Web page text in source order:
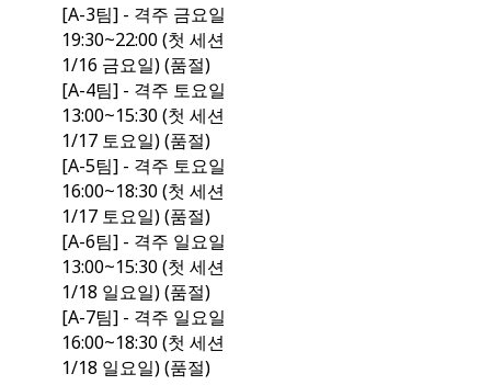
[A-3팀] - 격주 금요일
19:30~22:00 (첫 세션
1/16 금요일) (품절)
[A-4팀] - 격주 토요일
13:00~15:30 (첫 세션
1/17 토요일) (품절)
[A-5팀] - 격주 토요일
16:00~18:30 (첫 세션
1/17 토요일) (품절)
[A-6팀] - 격주 일요일
13:00~15:30 (첫 세션
1/18 일요일) (품절)
[A-7팀] - 격주 일요일
16:00~18:30 (첫 세션
1/18 일요일) (품절)